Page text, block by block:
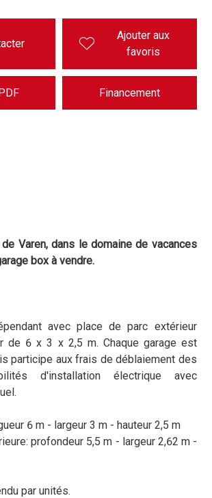
Ajouter aux
favoris
Financement
Varen, dans le domaine de vacances
box à vendre.
avec place de parc extérieur
de 6 x 3 x 2,5 m. Chaque garage est
participe aux frais de déblaiement des
d'installation électrique avec
6 m - largeur 3 m - hauteur 2,5 m
profondeur 5,5 m - largeur 2,62 m -
par unités.